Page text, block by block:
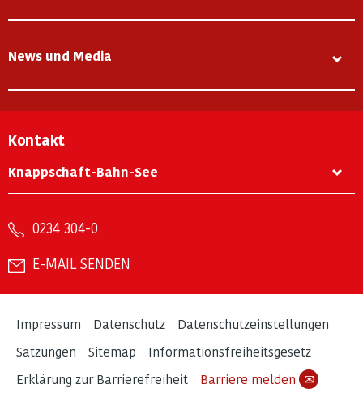
News und Media
Kontakt
Knappschaft-Bahn-See
0234 304-0
E-MAIL SENDEN
Impressum Datenschutz
Datenschutzeinstellungen
Satzungen
Sitemap
Informationsfreiheitsgesetz
Erklärung zur Barrierefreiheit
Barriere melden ✉